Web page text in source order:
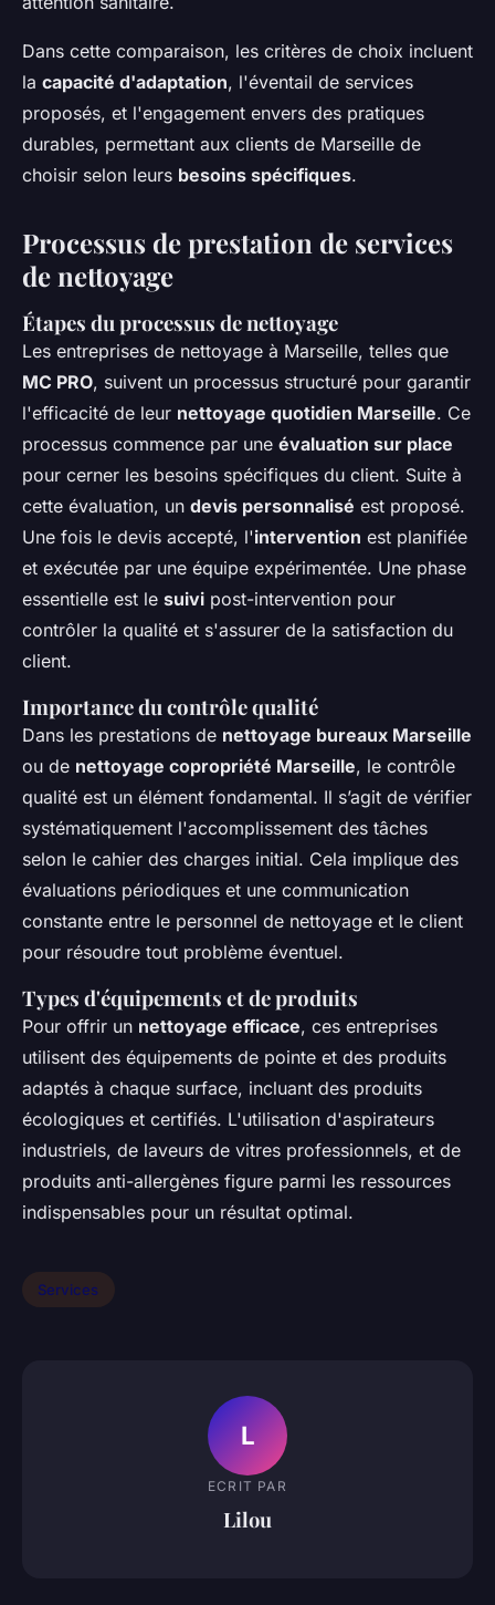
Dans cette comparaison, les critères de choix incluent
la capacité d'adaptation, l'éventail de services
proposés, et l'engagement envers des pratiques
durables, permettant aux clients de Marseille de
choisir selon leurs besoins spécifiques.
Processus de prestation de services
de nettoyage
Étapes du processus de nettoyage
Les entreprises de nettoyage à Marseille, telles que
MC PRO, suivent un processus structuré pour garantir
l'efficacité de leur nettoyage quotidien Marseille. Ce
processus commence par une évaluation sur place
pour cerner les besoins spécifiques du client. Suite à
cette évaluation, un devis personnalisé est proposé.
Une fois le devis accepté, l'intervention est planifiée
et exécutée par une équipe expérimentée. Une phase
essentielle est le suivi post-intervention pour
contrôler la qualité et s'assurer de la satisfaction du
client.
Importance du contrôle qualité
Dans les prestations de nettoyage bureaux Marseille
ou de nettoyage copropriété Marseille, le contrôle
qualité est un élément fondamental. Il s’agit de vérifier
systématiquement l'accomplissement des tâches
selon le cahier des charges initial. Cela implique des
évaluations périodiques et une communication
constante entre le personnel de nettoyage et le client
pour résoudre tout problème éventuel.
Types d'équipements et de produits
Pour offrir un nettoyage efficace, ces entreprises
utilisent des équipements de pointe et des produits
adaptés à chaque surface, incluant des produits
écologiques et certifiés. L'utilisation d'aspirateurs
industriels, de laveurs de vitres professionnels, et de
produits anti-allergènes figure parmi les ressources
indispensables pour un résultat optimal.
Services
L
ECRIT PAR
Lilou